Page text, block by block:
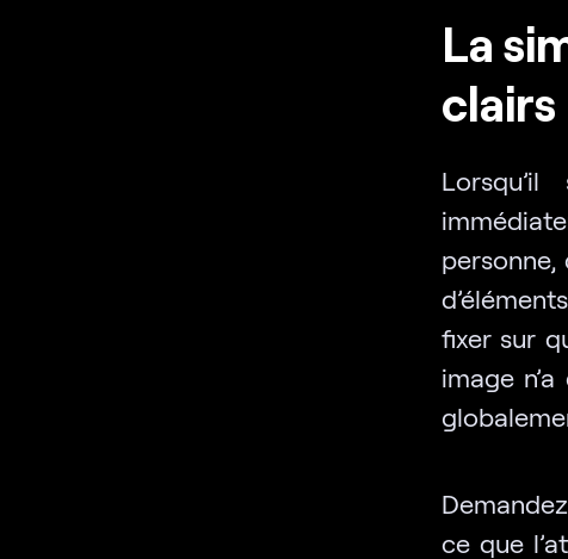
La
clairs
personne,
fixer sur
image
ce que